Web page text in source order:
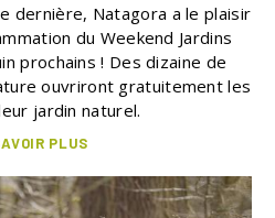
dernière, Natagora a le plaisir
du Weekend Jardins
prochains ! Des dizaine de
ouvriront gratuitement les
jardin naturel.
PLUS